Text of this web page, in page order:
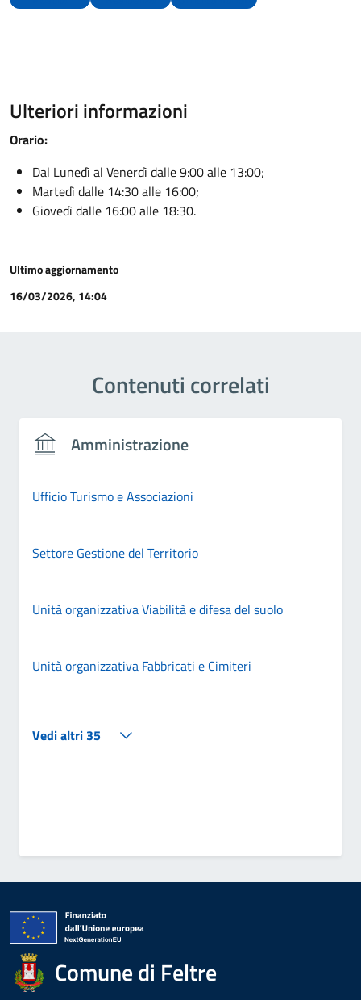
Ulteriori informazioni
Orario:
Dal Lunedì al Venerdì dalle 9:00 alle 13:00;
Martedì dalle 14:30 alle 16:00;
Giovedì dalle 16:00 alle 18:30.
Ultimo aggiornamento
16/03/2026, 14:04
Contenuti correlati
Amministrazione
Ufficio Turismo e Associazioni
Settore Gestione del Territorio
Unità organizzativa Viabilità e difesa del suolo
Unità organizzativa Fabbricati e Cimiteri
Vedi altri 35
Comune di Feltre